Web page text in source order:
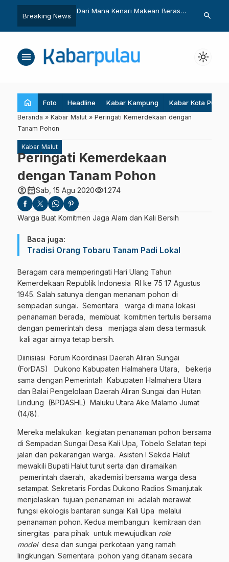
Breaking News
Sawit Tak Dibahas
Dari Mana Kenari Makean Berasal Jumlah
search
menu light_mode
home Foto Headline Kabar Kampung Kabar Kota Pulau
Beranda » Kabar Malut » Peringati Kemerdekaan dengan
Tanam Pohon
Kabar Malut
Peringati Kemerdekaan
dengan Tanam Pohon
account_circlecalendar_monthSab, 15 Agu 2020visibility1.274
Warga Buat Komitmen Jaga Alam dan Kali Bersih
Baca juga:
Tradisi Orang Tobaru Tanam Padi Lokal
Beragam cara memperingati Hari Ulang Tahun
Kemerdekaan Republik Indonesia RI ke 75 17 Agustus
1945. Salah satunya dengan menanam pohon di
sempadan sungai. Sementara warga di mana lokasi
penanaman berada, membuat komitmen tertulis bersama
dengan pemerintah desa menjaga alam desa termasuk
kali agar airnya tetap bersih.
Diinisiasi Forum Koordinasi Daerah Aliran Sungai
(ForDAS) Dukono Kabupaten Halmahera Utara, bekerja
sama dengan Pemerintah Kabupaten Halmahera Utara
dan Balai Pengelolaan Daerah Aliran Sungai dan Hutan
Lindung (BPDASHL) Maluku Utara Ake Malamo Jumat
(14/8).
Mereka melakukan kegiatan penanaman pohon bersama
di Sempadan Sungai Desa Kali Upa, Tobelo Selatan tepi
jalan dan pekarangan warga. Asisten I Sekda Halut
mewakili Bupati Halut turut serta dan diramaikan
pemerintah daerah, akademisi bersama warga desa
setampat. Sekretaris Fordas Dukono Radios Simanjutak
menjelaskan tujuan penanaman ini adalah merawat
fungsi ekologis bantaran sungai Kali Upa melalui
penanaman pohon. Kedua membangun kemitraan dan
sinergitas para pihak untuk mewujudkan role
model desa dan sungai perkotaan yang ramah
lingkungan. Sementara pohon yang ditanam secara